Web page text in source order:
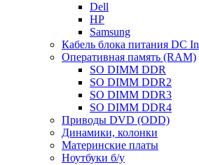
Dell
HP
Samsung
Кабель блока питания DC In
Оперативная память (RAM)
SO DIMM DDR
SO DIMM DDR2
SO DIMM DDR3
SO DIMM DDR4
Приводы DVD (ODD)
Динамики, колонки
Материнские платы
Ноутбуки б/у